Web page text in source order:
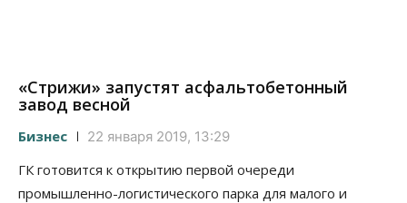
«Стрижи» запустят асфальтобетонный
завод весной
Бизнес 22 января 2019, 13:29
ГК готовится к открытию первой очереди
промышленно-логистического парка для малого и